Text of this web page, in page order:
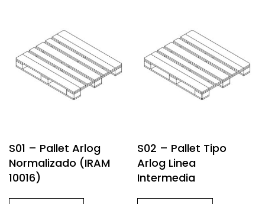
S01 – Pallet Arlog
Normalizado (IRAM
10016)
S02 – Pallet Tipo
Arlog Linea
Intermedia